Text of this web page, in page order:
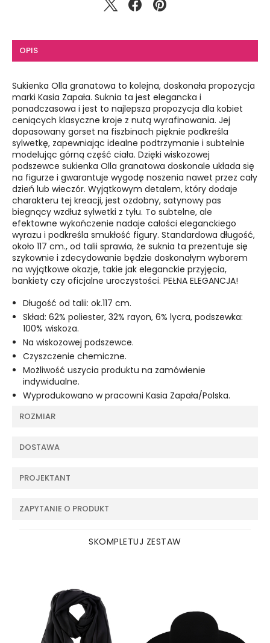
OPIS
Sukienka Olla granatowa to kolejna, doskonała propozycja
marki Kasia Zapała. Suknia ta jest elegancka i
ponadczasowa i jest to najlepsza propozycja dla kobiet
ceniących klasyczne kroje z nutą wyrafinowania. Jej
dopasowany gorset na fiszbinach pięknie podkreśla
sylwetkę, zapewniając idealne podtrzymanie i subtelnie
modelując górną część ciała. Dzięki wiskozowej
podszewce sukienka Olla granatowa doskonale układa się
na figurze i gwarantuje wygodę noszenia nawet przez cały
dzień lub wieczór. Wyjątkowym detalem, który dodaje
charakteru tej kreacji, jest ozdobny, satynowy pas
biegnący wzdłuż sylwetki z tyłu. To subtelne, ale
efektowne wykończenie nadaje całości eleganckiego
wyrazu i podkreśla smukłość figury. Standardowa długość,
około 117 cm., od talii sprawia, że suknia ta prezentuje się
szykownie i zdecydowanie będzie doskonałym wyborem
na wyjątkowe okazje, takie jak eleganckie przyjęcia,
bankiety czy oficjalne uroczystości. PEŁNA ELEGANCJA!
Długość od talii: ok.117 cm.
Skład: 62% poliester, 32% rayon, 6% lycra, podszewka:
100% wiskoza.
Na wiskozowej podszewce.
Czyszczenie chemiczne.
Możliwość uszycia produktu na zamówienie
indywidualne.
Wyprodukowano w pracowni Kasia Zapała/Polska.
ROZMIAR
DOSTAWA
PROJEKTANT
ZAPYTANIE O PRODUKT
SKOMPLETUJ ZESTAW